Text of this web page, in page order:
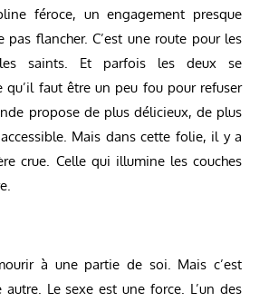
féroce, un engagement presque
pas flancher. C’est une route pour les
saints. Et parfois les deux se
qu’il faut être un peu fou pour refuser
propose de plus délicieux, de plus
Mais dans cette folie, il y a
crue. Celle qui illumine les couches
à une partie de soi. Mais c’est
Le sexe est une force. L’un des